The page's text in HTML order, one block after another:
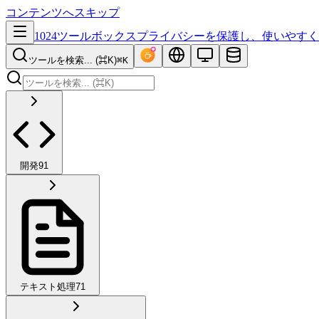
コンテンツへスキップ
1024ツールボックスプライバシーを保護し、使いやす
ツールを検索... (⌘K)⌘K
開発91
テキスト処理71